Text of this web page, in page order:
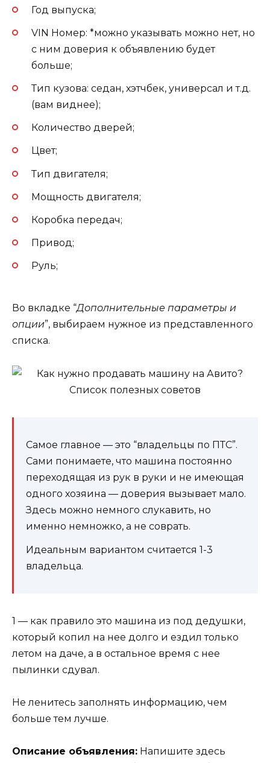
Год выпуска;
VIN Номер: *можно указывать можно нет, но
с ним доверия к объявлению будет
больше;
Тип кузова: седан, хэтчбек, универсал и т.д.
(вам виднее);
Количество дверей;
Цвет;
Тип двигателя;
Мощность двигателя;
Коробка передач;
Привод;
Руль;
Во вкладке “Дополнительные параметры и
опции”, выбираем нужное из представленного
списка.
Самое главное — это “владельцы по ПТС”.
Сами понимаете, что машина постоянно
переходящая из рук в руки и не имеющая
одного хозяина — доверия вызывает мало.
Здесь можно немного слукавить, но
именно немножко, а не соврать.
Идеальным вариантом считается 1-3
владельца.
1 — как правило это машина из под дедушки,
который копил на нее долго и ездил только
летом на даче, а в остальное время с нее
пылинки сдувал.
Не ленитесь заполнять информацию, чем
больше тем лучше.
Описание объявления: Напишите здесь